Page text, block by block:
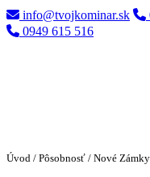
info@tvojkominar.sk
0949 615 516
Úvod / Pôsobnosť / Nové Zámky